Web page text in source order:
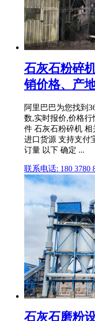
石灰石粉碎
销价格、产
阿里巴巴为您找到
数,实时报价,价格行
件 石灰石粉碎机
进口货源 支持支付
订量 以下 确定 ...
联系电话: 180 3780
石灰石磨粉